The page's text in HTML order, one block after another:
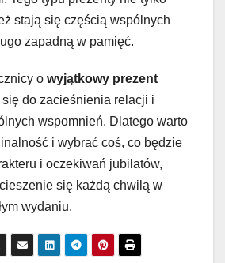
stają się częścią wspólnych
zapadną w pamięć.
o wyjątkowy prezent
do zacieśnienia relacji i
wspomnień. Dlatego warto
i wybrać coś, co będzie
i oczekiwań jubilatów,
się każdą chwilą w
wydaniu.